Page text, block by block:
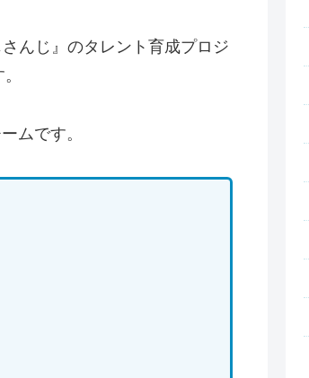
んじ』のタレント育成プロジ
ムです。